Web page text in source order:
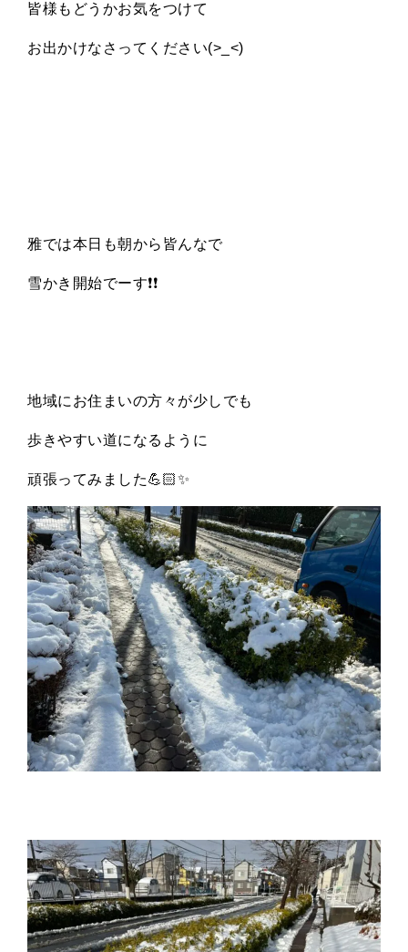
皆様もどうかお気をつけて
お出かけなさってください(>_<)
雅では本日も朝から皆んなで
雪かき開始でーす❗️❗️
地域にお住まいの方々が少しでも
歩きやすい道になるように
頑張ってみました💪🏻✨